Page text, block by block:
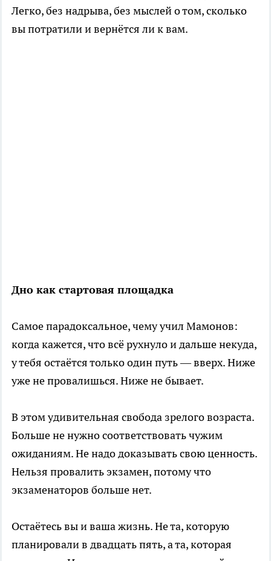
Легко, без надрыва, без мыслей о том, сколько
вы потратили и вернётся ли к вам.
Дно как стартовая площадка
Самое парадоксальное, чему учил Мамонов:
когда кажется, что всё рухнуло и дальше некуда,
у тебя остаётся только один путь — вверх. Ниже
уже не провалишься. Ниже не бывает.
В этом удивительная свобода зрелого возраста.
Больше не нужно соответствовать чужим
ожиданиям. Не надо доказывать свою ценность.
Нельзя провалить экзамен, потому что
экзаменаторов больше нет.
Остаётесь вы и ваша жизнь. Не та, которую
планировали в двадцать пять, а та, которая